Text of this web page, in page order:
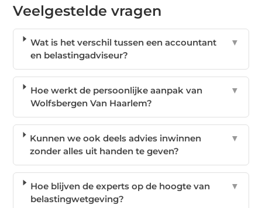
Veelgestelde vragen
Wat is het verschil tussen een accountant
en belastingadviseur?
▼
Hoe werkt de persoonlijke aanpak van
Wolfsbergen Van Haarlem?
▼
Kunnen we ook deels advies inwinnen
zonder alles uit handen te geven?
▼
Hoe blijven de experts op de hoogte van
belastingwetgeving?
▼